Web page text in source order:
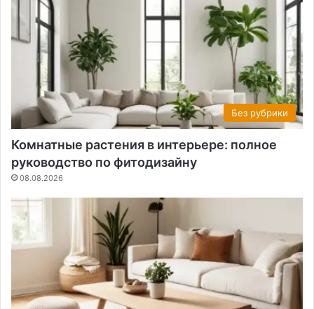
Без рубрики
Комнатные растения в интерьере: полное
руководство по фитодизайну
08.08.2026